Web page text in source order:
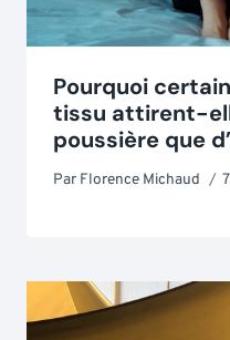
Pourquoi
tissu attirent-
poussière que
Par Florence Michaud